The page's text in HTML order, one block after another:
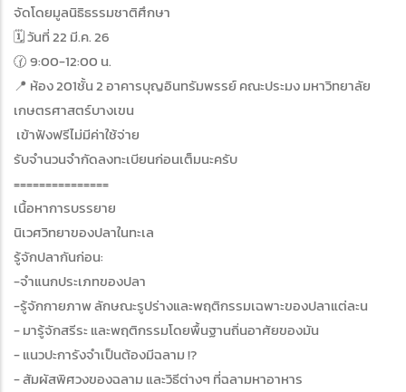
จัดโดยมูลนิธิธรรมชาติศึกษา
🗓️ วันที่ 22 มี.ค. 26
🕜 9:00-12:00 น.
📍 ห้อง 201ชั้น 2 อาคารบุญอินทรัมพรรย์ คณะประมง มหาวิทยาลัย
เกษตรศาสตร์บางเขน
เข้าฟังฟรีไม่มีค่าใช้จ่าย
รับจำนวนจำกัดลงทะเบียนก่อนเต็มนะครับ
===============
เนื้อหาการบรรยาย
นิเวศวิทยาของปลาในทะเล
รู้จักปลากันก่อน:
-จำแนกประเภทของปลา
-รู้จักกายภาพ ลักษณะรูปร่างและพฤติกรรมเฉพาะของปลาแต่ละน
- มารู้จักสรีระ และพฤติกรรมโดยพื้นฐานถิ่นอาศัยของมัน
- แนวปะการังจำเป็นต้องมีฉลาม !?
- สัมผัสพิศวงของฉลาม และวิธีต่างๆ ที่ฉลามหาอาหาร